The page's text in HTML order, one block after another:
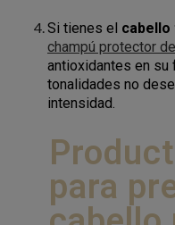
Si tienes el cabello
champú protector
antioxidantes en su
tonalidades no
intensidad.
para